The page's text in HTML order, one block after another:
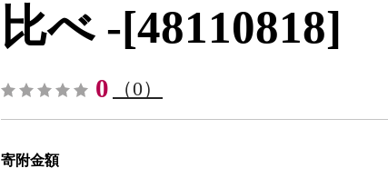
比べ -[48110818]
0 （0）
寄附金額